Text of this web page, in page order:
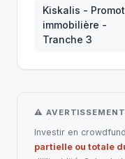
Kiskalis -
immobilière -
Tranche 3
⚠
Investir en
partielle ou totale